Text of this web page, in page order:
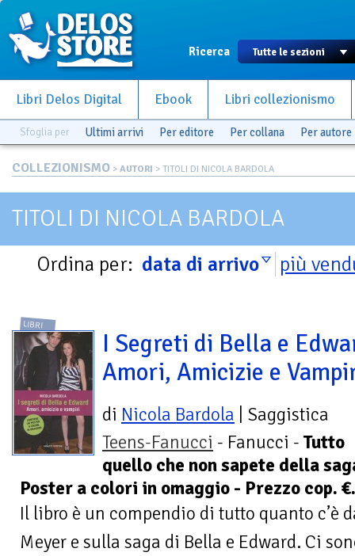
Ricerca
Libri Delos Digital Ebook Libri collezionismo
Sfoglia per Ultimi arrivi Per editore Per collana Per autore
COLLEZIONISMO > AUTORI > TITOLI DI NICOLA BARDOLA
TITOLI DI NICOLA BARDOLA
Ordina per: data di arrivo più
LIBRI
I Segreti di Bella e
Amori, Amicizie e
di Nicola Bardola | Saggistica
Teens-Fanucci - Fanucci - Tutto
quello che non sapete della
Poster a colori in omaggio - Prezzo cop.
Il libro è un compendio di tutto quanto c’è
Meyer e sulla saga di Bella e Edward. Ci